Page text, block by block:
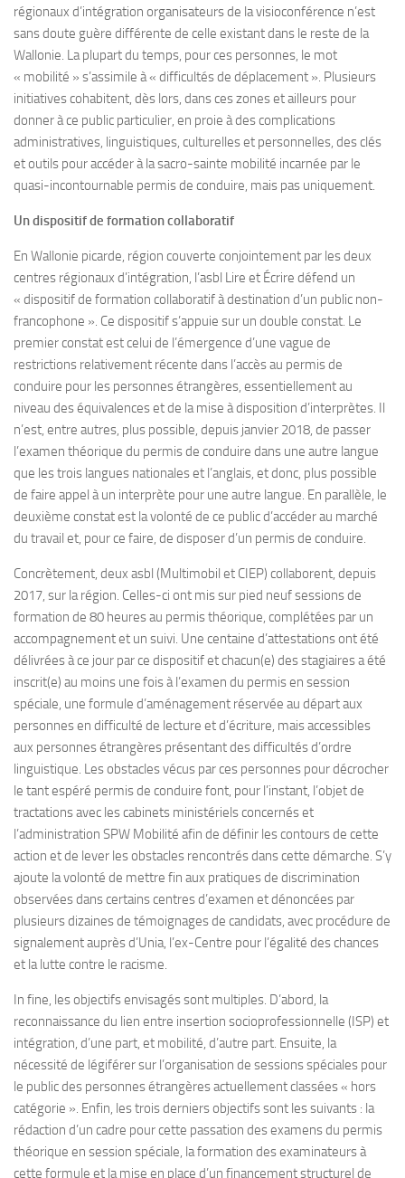
régionaux d’intégration organisateurs de la visioconférence n’est
sans doute guère différente de celle existant dans le reste de la
Wallonie. La plupart du temps, pour ces personnes, le mot
« mobilité » s’assimile à « difficultés de déplacement ». Plusieurs
initiatives cohabitent, dès lors, dans ces zones et ailleurs pour
donner à ce public particulier, en proie à des complications
administratives, linguistiques, culturelles et personnelles, des clés
et outils pour accéder à la sacro-sainte mobilité incarnée par le
quasi-incontournable permis de conduire, mais pas uniquement.
Un dispositif de formation collaboratif
En Wallonie picarde, région couverte conjointement par les deux
centres régionaux d’intégration, l’asbl Lire et Écrire défend un
« dispositif de formation collaboratif à destination d’un public non-
francophone ». Ce dispositif s’appuie sur un double constat. Le
premier constat est celui de l’émergence d’une vague de
restrictions relativement récente dans l’accès au permis de
conduire pour les personnes étrangères, essentiellement au
niveau des équivalences et de la mise à disposition d’interprètes. Il
n’est, entre autres, plus possible, depuis janvier 2018, de passer
l’examen théorique du permis de conduire dans une autre langue
que les trois langues nationales et l’anglais, et donc, plus possible
de faire appel à un interprète pour une autre langue. En parallèle, le
deuxième constat est la volonté de ce public d’accéder au marché
du travail et, pour ce faire, de disposer d’un permis de conduire.
Concrètement, deux asbl (Multimobil et CIEP) collaborent, depuis
2017, sur la région. Celles-ci ont mis sur pied neuf sessions de
formation de 80 heures au permis théorique, complétées par un
accompagnement et un suivi. Une centaine d’attestations ont été
délivrées à ce jour par ce dispositif et chacun(e) des stagiaires a été
inscrit(e) au moins une fois à l’examen du permis en session
spéciale, une formule d’aménagement réservée au départ aux
personnes en difficulté de lecture et d’écriture, mais accessibles
aux personnes étrangères présentant des difficultés d’ordre
linguistique. Les obstacles vécus par ces personnes pour décrocher
le tant espéré permis de conduire font, pour l’instant, l’objet de
tractations avec les cabinets ministériels concernés et
l’administration SPW Mobilité afin de définir les contours de cette
action et de lever les obstacles rencontrés dans cette démarche. S’y
ajoute la volonté de mettre fin aux pratiques de discrimination
observées dans certains centres d’examen et dénoncées par
plusieurs dizaines de témoignages de candidats, avec procédure de
signalement auprès d’Unia, l’ex-Centre pour l’égalité des chances
et la lutte contre le racisme.
In fine, les objectifs envisagés sont multiples. D’abord, la
reconnaissance du lien entre insertion socioprofessionnelle (ISP) et
intégration, d’une part, et mobilité, d’autre part. Ensuite, la
nécessité de légiférer sur l’organisation de sessions spéciales pour
le public des personnes étrangères actuellement classées « hors
catégorie ». Enfin, les trois derniers objectifs sont les suivants : la
rédaction d’un cadre pour cette passation des examens du permis
théorique en session spéciale, la formation des examinateurs à
cette formule et la mise en place d’un financement structurel de